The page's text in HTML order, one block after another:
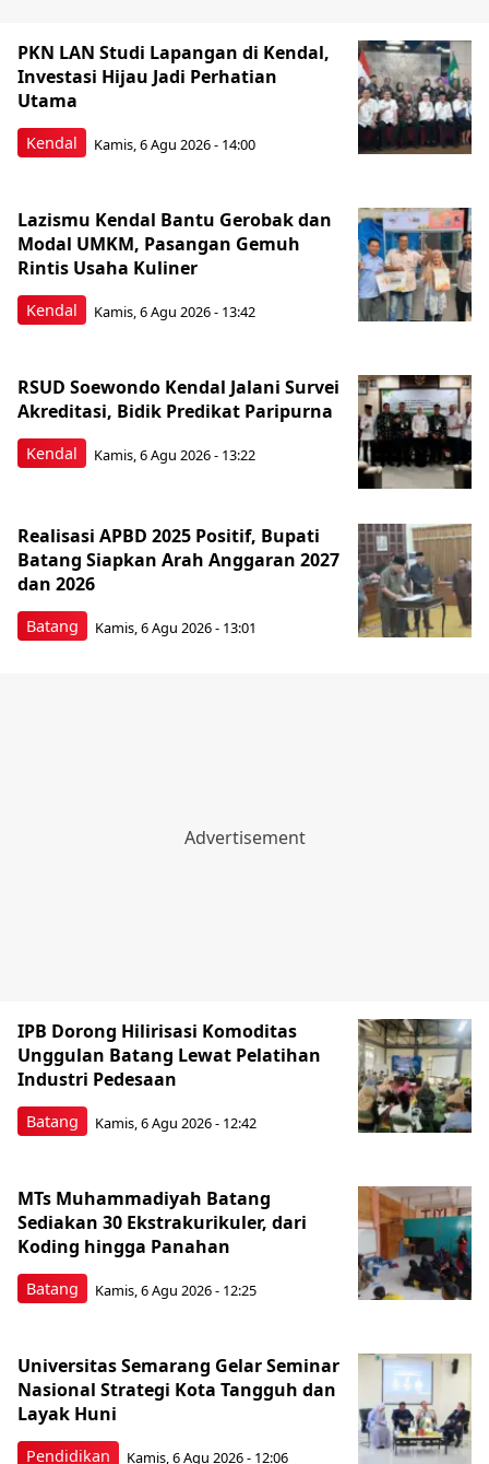
Kendal
PKN LAN Studi Lapangan di Kendal,
Investasi Hijau Jadi Perhatian
Utama
Kamis, 6 Agu 2026 - 14:00
Kendal
Lazismu Kendal Bantu Gerobak dan
Modal UMKM, Pasangan Gemuh
Rintis Usaha Kuliner
Kamis, 6 Agu 2026 - 13:42
Kendal
RSUD Soewondo Kendal Jalani Survei
Akreditasi, Bidik Predikat Paripurna
Kamis, 6 Agu 2026 - 13:22
Batang
Realisasi APBD 2025 Positif, Bupati
Batang Siapkan Arah Anggaran 2027
dan 2026
Kamis, 6 Agu 2026 - 13:01
Batang
IPB Dorong Hilirisasi Komoditas
Unggulan Batang Lewat Pelatihan
Industri Pedesaan
Kamis, 6 Agu 2026 - 12:42
Batang
MTs Muhammadiyah Batang
Sediakan 30 Ekstrakurikuler, dari
Koding hingga Panahan
Kamis, 6 Agu 2026 - 12:25
Pendidikan
Universitas Semarang Gelar Seminar
Nasional Strategi Kota Tangguh dan
Layak Huni
Kamis, 6 Agu 2026 - 12:06